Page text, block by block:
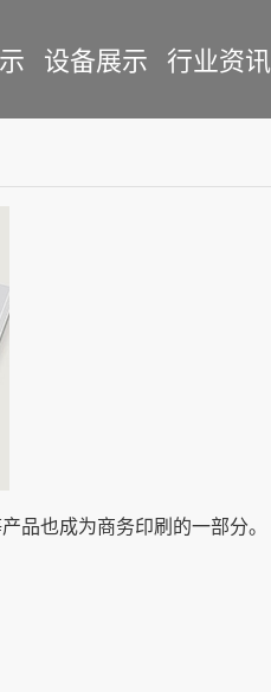
设备展示 行业资讯
品也成为商务印刷的一部分。